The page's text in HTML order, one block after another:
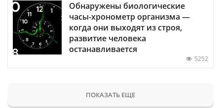
Обнаружены биологические
часы-хронометр организма —
когда они выходят из строя,
развитие человека
останавливается
5252
ПОКАЗАТЬ ЕЩЕ